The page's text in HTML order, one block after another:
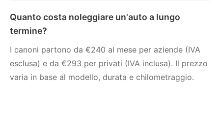
Quanto costa noleggiare un'auto a lungo
termine?
I canoni partono da €240 al mese per aziende (IVA
esclusa) e da €293 per privati (IVA inclusa). Il prezzo
varia in base al modello, durata e chilometraggio.